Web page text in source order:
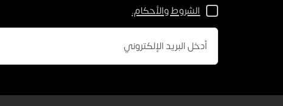
الشروط والأحكام.